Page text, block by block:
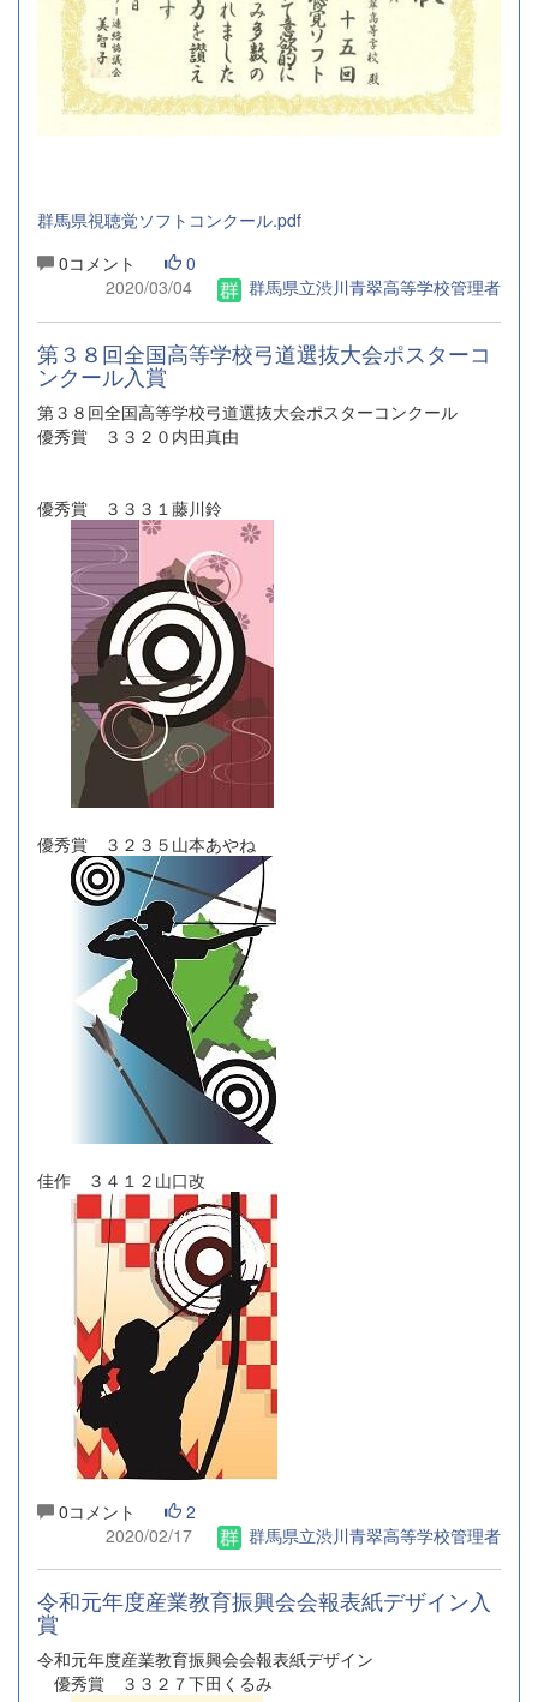
群馬県視聴覚ソフトコンクール.pdf
0コメント
0
2020/03/04
群馬県立渋川青翠高等学校管理者
第３８回全国高等学校弓道選抜大会ポスターコ
ンクール入賞
第３８回全国高等学校弓道選抜大会ポスターコンクール
優秀賞 ３３２０内田真由
優秀賞 ３３３１藤川鈴
優秀賞 ３２３５山本あやね
佳作 ３４１２山口改
0コメント
2
2020/02/17
群馬県立渋川青翠高等学校管理者
令和元年度産業教育振興会会報表紙デザイン入
賞
令和元年度産業教育振興会会報表紙デザイン
優秀賞 ３３２７下田くるみ